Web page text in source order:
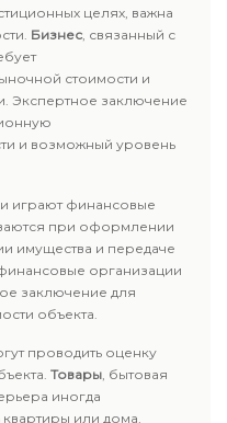
целях, важна
Бизнес, связанный с
стоимости и
Экспертное заключение
и возможный уровень
играют финансовые
при оформлении
имущества и передаче
организации
заключение для
объекта.
проводить оценку
Товары, бытовая
иногда
или дома,